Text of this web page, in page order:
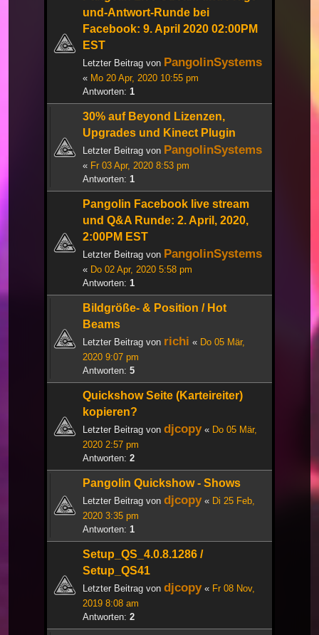
und-Antwort-Runde bei
Facebook: 9. April 2020 02:00PM
EST
Letzter Beitrag von PangolinSystems
« Mo 20 Apr, 2020 10:55 pm
Antworten: 1
30% auf Beyond Lizenzen,
Upgrades und Kinect Plugin
Letzter Beitrag von PangolinSystems
« Fr 03 Apr, 2020 8:53 pm
Antworten: 1
Pangolin Facebook live stream
und Q&A Runde: 2. April, 2020,
2:00PM EST
Letzter Beitrag von PangolinSystems
« Do 02 Apr, 2020 5:58 pm
Antworten: 1
Bildgröße- & Position / Hot
Beams
Letzter Beitrag von richi « Do 05 Mär,
2020 9:07 pm
Antworten: 5
Quickshow Seite (Karteireiter)
kopieren?
Letzter Beitrag von djcopy« Do 05 Mär,
2020 2:57 pm
Antworten: 2
Pangolin Quickshow - Shows
Letzter Beitrag von djcopy« Di 25 Feb,
2020 3:35 pm
Antworten: 1
Setup_QS_4.0.8.1286 /
Setup_QS41
Letzter Beitrag von djcopy« Fr 08 Nov,
2019 8:08 am
Antworten: 2